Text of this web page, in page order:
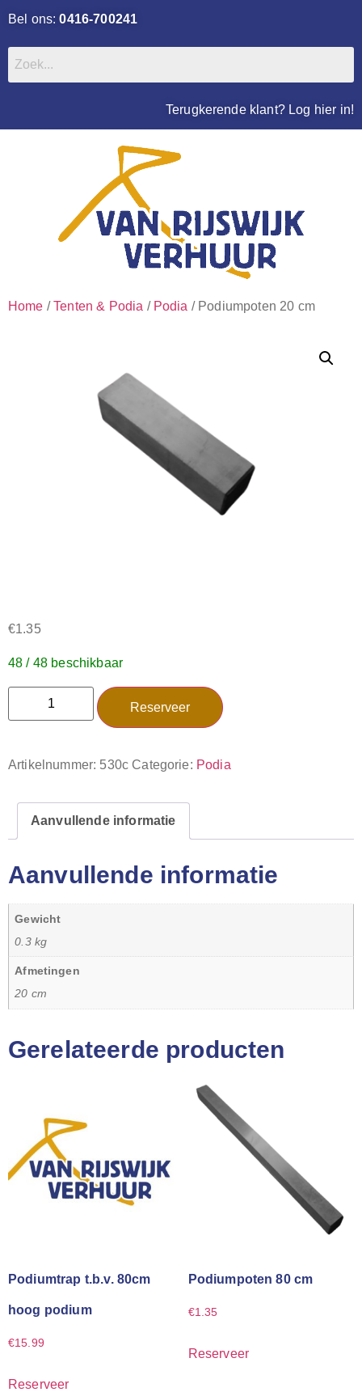
Bel ons:0416-700241
Terugkerende klant? Log hier in!
Home /Tenten & Podia / Podia / Podiumpoten 20 cm
€1.35
48 / 48 beschikbaar
Reserveer
Artikelnummer: 530c Categorie: Podia
Aanvullende informatie
Aanvullende informatie
Gewicht
0.3 kg
Afmetingen
20 cm
Gerelateerde producten
Podiumtrap t.b.v. 80cm
hoog podium
€15.99
Reserveer
Podiumpoten 80 cm
€1.35
Reserveer